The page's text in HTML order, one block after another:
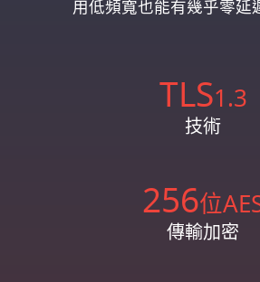
用低頻寬也能有幾乎零延
TLS1.3
技術
256位
傳輸加密